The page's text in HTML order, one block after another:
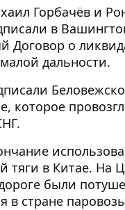
Горбачёв и
в
Договор о
дальности.
которое
тяги в Китае. На
были
в стране